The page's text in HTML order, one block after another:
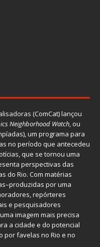
(ComCat) lançou
Neighborhood Watch, ou
um programa para
no período que antecedeu
que se tornou uma
perspectivas das
do Rio. Com matérias
por uma
repórteres
e pesquisadores
imagem mais precisa
a cidade e do potencial
por favelas no Rio e no